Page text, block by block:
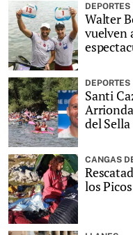
DEPORTES
Walter
vuelven
DEPORTES
Santi
del Sella
CANGAS
los